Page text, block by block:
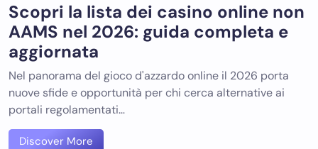
Scopri la lista dei casino online non
AAMS nel 2026: guida completa e
aggiornata
Nel panorama del gioco d'azzardo online il 2026 porta
nuove sfide e opportunità per chi cerca alternative ai
portali regolamentati…
Discover More